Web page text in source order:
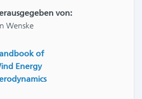
von:
Wenske
of
Energy